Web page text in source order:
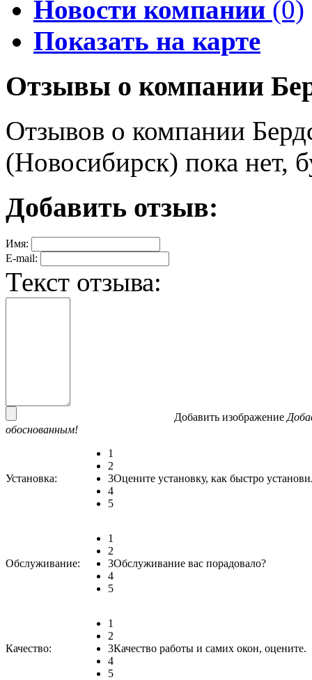
Новости компании (0)
Показать на карте
Отзывы о компании
Отзывов о компании
(Новосибирск) пока нет,
Добавить отзыв:
Имя:
E-mail:
Текст отзыва:
Добавить изображение
обоснованным!
Установка:
1
2
3
4
5
Оцените установку, как быстро
Обслуживание:
1
2
3
4
5
Обслуживание вас порадовало?
Качество:
1
2
3
4
5
Качество работы и самих окон, оцените.